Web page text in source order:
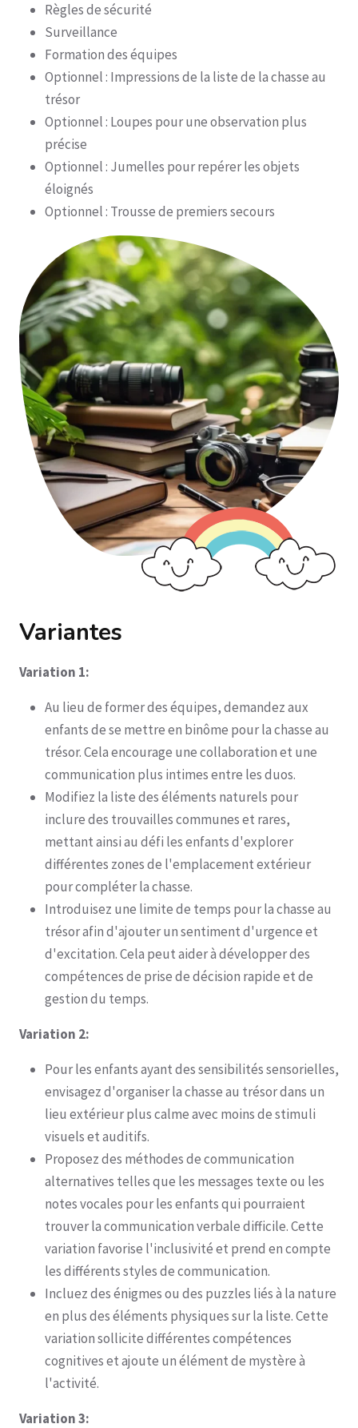
Règles de sécurité
Surveillance
Formation des équipes
Optionnel : Impressions de la liste de la chasse au
trésor
Optionnel : Loupes pour une observation plus
précise
Optionnel : Jumelles pour repérer les objets
éloignés
Optionnel : Trousse de premiers secours
Variantes
Variation 1:
Au lieu de former des équipes, demandez aux
enfants de se mettre en binôme pour la chasse au
trésor. Cela encourage une collaboration et une
communication plus intimes entre les duos.
Modifiez la liste des éléments naturels pour
inclure des trouvailles communes et rares,
mettant ainsi au défi les enfants d'explorer
différentes zones de l'emplacement extérieur
pour compléter la chasse.
Introduisez une limite de temps pour la chasse au
trésor afin d'ajouter un sentiment d'urgence et
d'excitation. Cela peut aider à développer des
compétences de prise de décision rapide et de
gestion du temps.
Variation 2:
Pour les enfants ayant des sensibilités sensorielles,
envisagez d'organiser la chasse au trésor dans un
lieu extérieur plus calme avec moins de stimuli
visuels et auditifs.
Proposez des méthodes de communication
alternatives telles que les messages texte ou les
notes vocales pour les enfants qui pourraient
trouver la communication verbale difficile. Cette
variation favorise l'inclusivité et prend en compte
les différents styles de communication.
Incluez des énigmes ou des puzzles liés à la nature
en plus des éléments physiques sur la liste. Cette
variation sollicite différentes compétences
cognitives et ajoute un élément de mystère à
l'activité.
Variation 3: